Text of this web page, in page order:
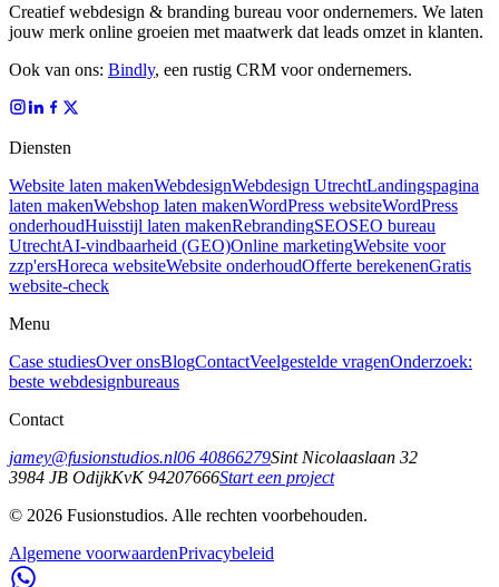
Creatief webdesign & branding bureau voor ondernemers. We laten
jouw merk online groeien met maatwerk dat leads omzet in klanten.
Ook van ons: Bindly, een rustig CRM voor ondernemers.
Diensten
Website laten makenWebdesignWebdesign UtrechtLandingspagina
laten makenWebshop laten makenWordPress websiteWordPress
onderhoudHuisstijl laten makenRebrandingSEOSEO bureau
UtrechtAI-vindbaarheid (GEO)Online marketingWebsite voor
zzp'ersHoreca websiteWebsite onderhoudOfferte berekenenGratis
website-check
Menu
Case studiesOver onsBlogContactVeelgestelde vragenOnderzoek:
beste webdesignbureaus
Contact
jamey@fusionstudios.nl06 40866279Sint Nicolaaslaan 32
3984 JB OdijkKvK94207666Start een project
© 2026 Fusionstudios. Alle rechten voorbehouden.
Algemene voorwaardenPrivacybeleid